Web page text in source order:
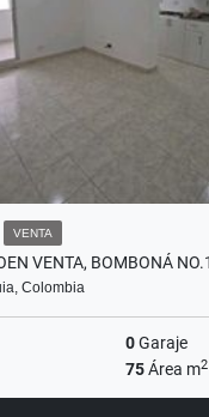
VENTA
VENTA, BOMBONÁ
Colombia
0Garaje
75Área m2